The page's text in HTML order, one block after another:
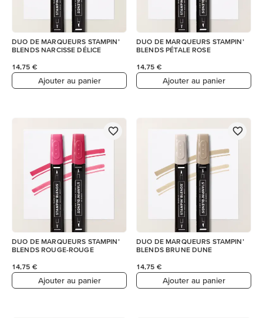
DUO DE MARQUEURS STAMPIN’
BLENDS NARCISSE DÉLICE
14,75 €
Ajouter au panier
DUO DE MARQUEURS STAMPIN’
BLENDS PÉTALE ROSE
14,75 €
Ajouter au panier
DUO DE MARQUEURS STAMPIN’
BLENDS ROUGE-ROUGE
14,75 €
Ajouter au panier
DUO DE MARQUEURS STAMPIN’
BLENDS BRUNE DUNE
14,75 €
Ajouter au panier